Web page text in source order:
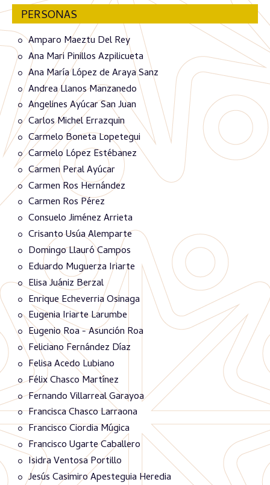
PERSONAS
Amparo Maeztu Del Rey
Ana Mari Pinillos Azpilicueta
Ana María López de Araya Sanz
Andrea Llanos Manzanedo
Angelines Ayúcar San Juan
Carlos Michel Errazquin
Carmelo Boneta Lopetegui
Carmelo López Estébanez
Carmen Peral Ayúcar
Carmen Ros Hernández
Carmen Ros Pérez
Consuelo Jiménez Arrieta
Crisanto Usúa Alemparte
Domingo Llauró Campos
Eduardo Muguerza Iriarte
Elisa Juániz Berzal
Enrique Echeverria Osinaga
Eugenia Iriarte Larumbe
Eugenio Roa - Asunción Roa
Feliciano Fernández Díaz
Felisa Acedo Lubiano
Félix Chasco Martínez
Fernando Villarreal Garayoa
Francisca Chasco Larraona
Francisco Ciordia Múgica
Francisco Ugarte Caballero
Isidra Ventosa Portillo
Jesús Casimiro Apesteguia Heredia